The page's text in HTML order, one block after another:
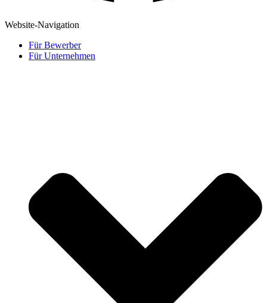
Website-Navigation
Für Bewerber
Für Unternehmen